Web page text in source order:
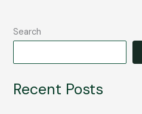
Search
Recent Posts